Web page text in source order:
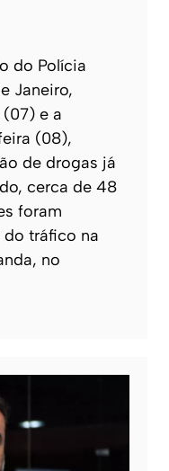
do Polícia
Janeiro,
e a
(08),
de drogas já
cerca de 48
foram
do tráfico na
no